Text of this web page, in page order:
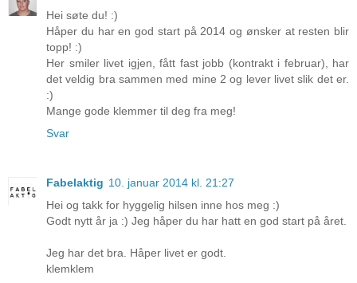
Hei søte du! :)
Håper du har en god start på 2014 og ønsker at resten blir
topp! :)
Her smiler livet igjen, fått fast jobb (kontrakt i februar), har
det veldig bra sammen med mine 2 og lever livet slik det er.
:)
Mange gode klemmer til deg fra meg!
Svar
Fabelaktig 10. januar 2014 kl. 21:27
Hei og takk for hyggelig hilsen inne hos meg :)
Godt nytt år ja :) Jeg håper du har hatt en god start på året.
Jeg har det bra. Håper livet er godt.
klemklem